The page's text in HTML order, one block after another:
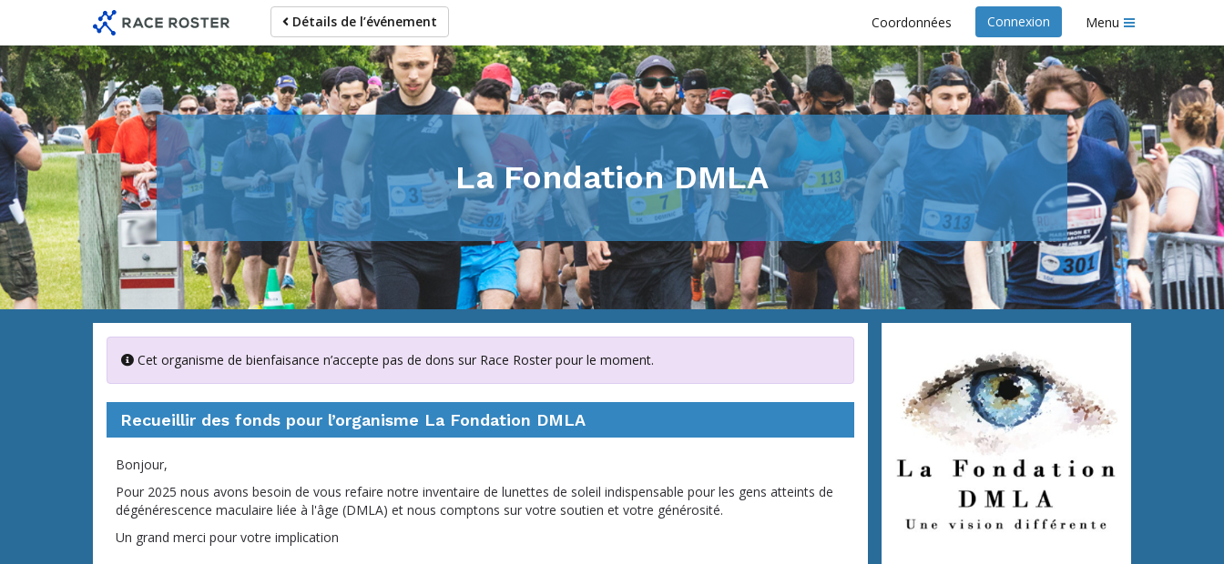
contenu
principal
Détails de l’événement Coordonnées Connexion Menu
La Fondation DMLA
Cet organisme de bienfaisance n’accepte pas de dons sur Race Roster pour le moment.
Recueillir des fonds pour l’organisme La Fondation DMLA
Bonjour,
Pour 2025 nous avons besoin de vous refaire notre inventaire de lunettes de soleil indispensable pour les gens atteints de
dégénérescence maculaire liée à l'âge (DMLA) et nous comptons sur votre soutien et votre générosité.
Un grand merci pour votre implication